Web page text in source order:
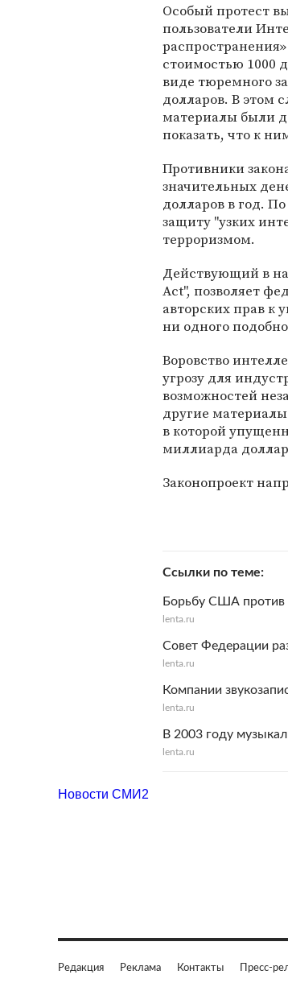
Особый протест
пользователи
стоимостью 1000
виде тюремного
долларов. В этом
материалы были
показать, что к
Противники
значительных
долларов в год.
защиту "узких
терроризмом.
Действующий в
Act", позволяет
авторских прав к
ни одного
Воровство
угрозу для
возможностей
другие
в которой
миллиарда
Законопроект
Ссылки по теме
Борьбу США против
lenta.ru
Совет Федерации
lenta.ru
Компании
lenta.ru
В 2003 году
lenta.ru
Новости СМИ2
Редакция Реклама Контакты Пресс-